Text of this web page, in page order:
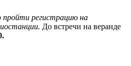
пройти регистрацию на
До встречи на веранде